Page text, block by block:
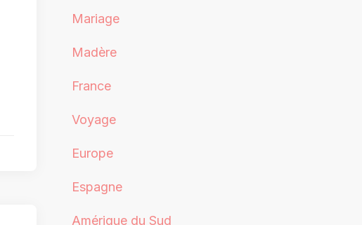
Mariage
Madère
France
Voyage
Europe
Espagne
Amérique du Sud